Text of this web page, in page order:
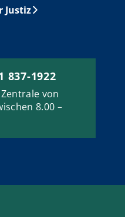
Justiz
837-1922
von
8.00 –